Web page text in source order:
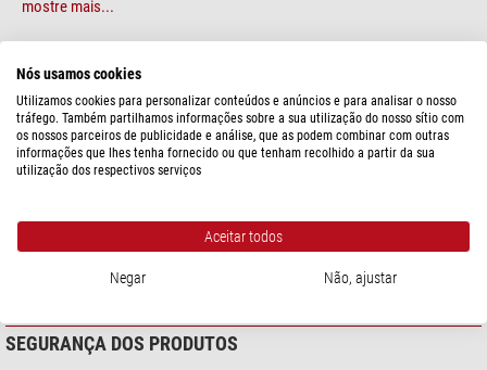
mostre mais...
ESPECIFICAÇÕES
Capacidade
Apropriado para ...
Star Adventurer
Tipo
Adaptadores
Tipo de construção
Buscadora do polo
SEGURANÇA DOS PRODUTOS
Nós usamos cookies
Utilizamos cookies para personalizar conteúdos e anúncios e para analisar o nosso
tráfego. Também partilhamos informações sobre a sua utilização do nosso sítio com
os nossos parceiros de publicidade e análise, que as podem combinar com outras
informações que lhes tenha fornecido ou que tenham recolhido a partir da sua
utilização dos respectivos serviços
Aceitar todos
Negar Não, ajustar